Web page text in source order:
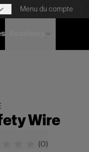
Menu du compte
Wire
(0)